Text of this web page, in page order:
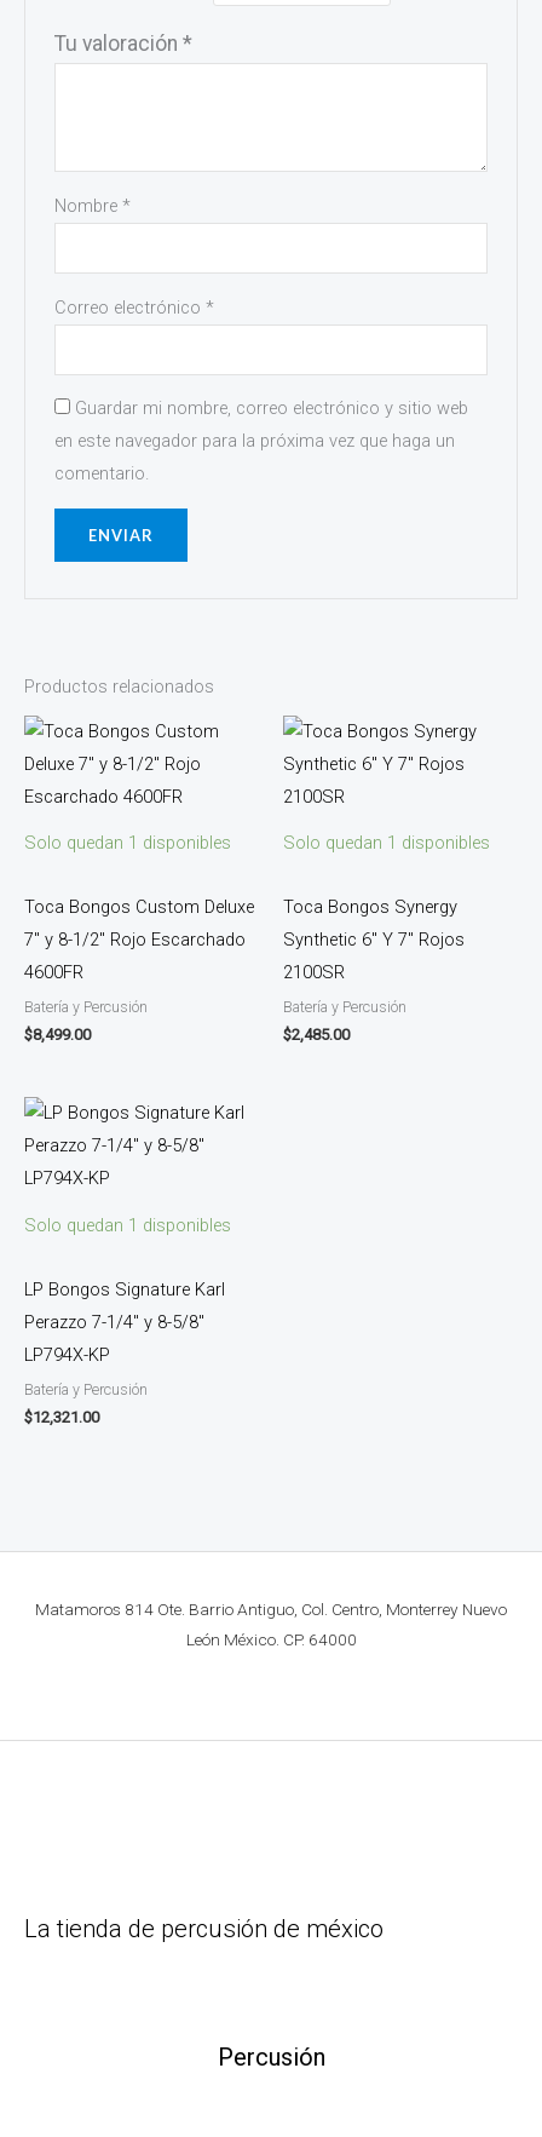
Tu valoración*
Nombre*
Correo electrónico*
Guardar mi nombre, correo electrónico y sitio web
en este navegador para la próxima vez que haga un
comentario.
Productos relacionados
Solo quedan 1 disponibles
Toca Bongos Custom Deluxe
7″ y 8-1/2″ Rojo Escarchado
4600FR
Batería y Percusión
$8,499.00
Solo quedan 1 disponibles
Toca Bongos Synergy
Synthetic 6″ Y 7″ Rojos
2100SR
Batería y Percusión
$2,485.00
Solo quedan 1 disponibles
LP Bongos Signature Karl
Perazzo 7-1/4″ y 8-5/8″
LP794X-KP
Batería y Percusión
$12,321.00
Matamoros 814 Ote. Barrio Antiguo, Col. Centro, Monterrey Nuevo
León México. CP. 64000
La tienda de percusión de méxico
Percusión